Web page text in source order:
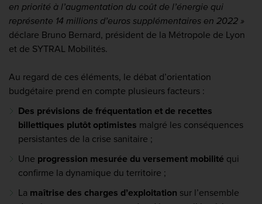
en priorité à l’augmentation du coût de l’énergie qui
représente 14 millions d’euros supplémentaires en 2022 »
déclare Bruno Bernard, président de la Métropole de Lyon
et de SYTRAL Mobilités.
Au regard de ces éléments, le débat d’orientation
budgétaire prend en compte plusieurs facteurs :
Des prévisions de fréquentation et de recettes
billettiques plutôt optimistes malgré les conséquences
persistantes de la crise sanitaire ;
Une progression mesurée du versement mobilité qui
confirme la dynamique du territoire ;
La maîtrise des charges d’exploitation sur l’ensemble